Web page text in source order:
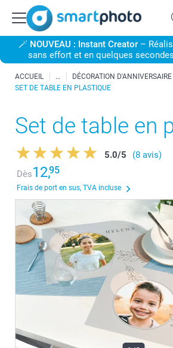
🪄 NOUVEAU : Instant Creator–
sans effort et en quelques
ACCUEIL
DÉCORATION D'ANNIVERSAIRE
SET DE TABLE EN PLASTIQUE
Set de table en
5.0/5
(8 avis)
Dès12,95
Frais de port en sus, TVA incluse